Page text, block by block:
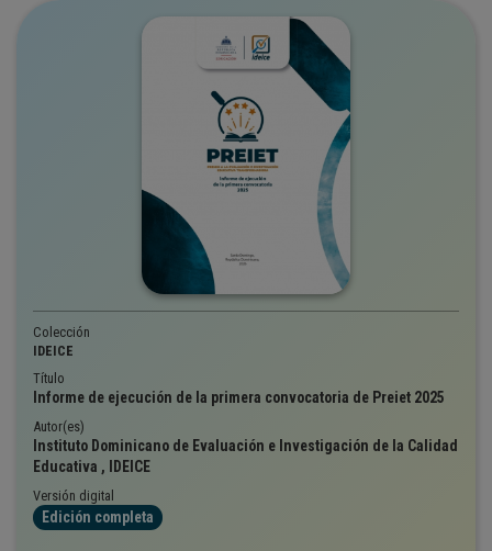
Colección
IDEICE
Título
Informe de ejecución de la primera convocatoria de Preiet 2025
Autor(es)
Instituto Dominicano de Evaluación e Investigación de la Calidad
Educativa , IDEICE
Versión digital
Edición completa